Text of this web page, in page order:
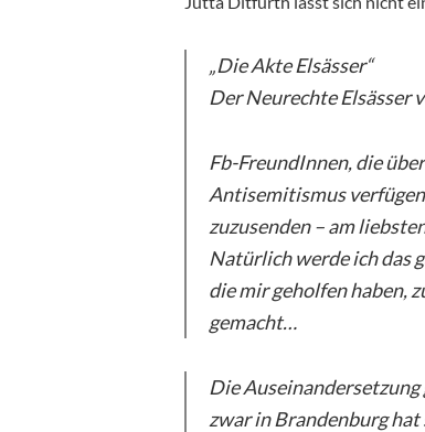
„Die Akte Elsässer“
Der Neurechte
Fb-FreundInnen, die
Antisemitismus
zuzusenden – am
Natürlich werde ich das
die mir geholfen haben,
gemacht…
Die Auseinandersetzung
zwar in Brandenburg